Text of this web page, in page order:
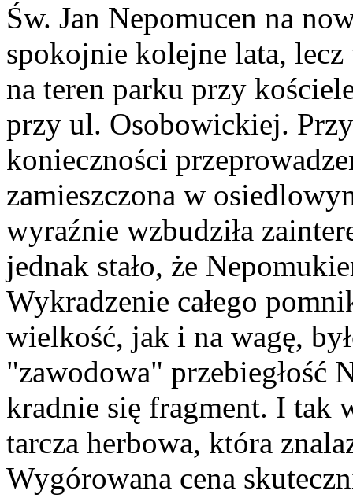
Św. Jan Nepomucen na
spokojnie kolejne lata,
na teren parku przy
przy ul. Osobowickiej.
konieczności
zamieszczona w
wyraźnie wzbudziła
jednak stało, że
Wykradzenie całego
wielkość, jak i na wagę,
"zawodowa" przebiegłość
kradnie się fragment. I tak
tarcza herbowa, która
Wygórowana cena